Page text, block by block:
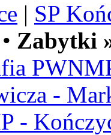
| SP
Zabytki
-
-